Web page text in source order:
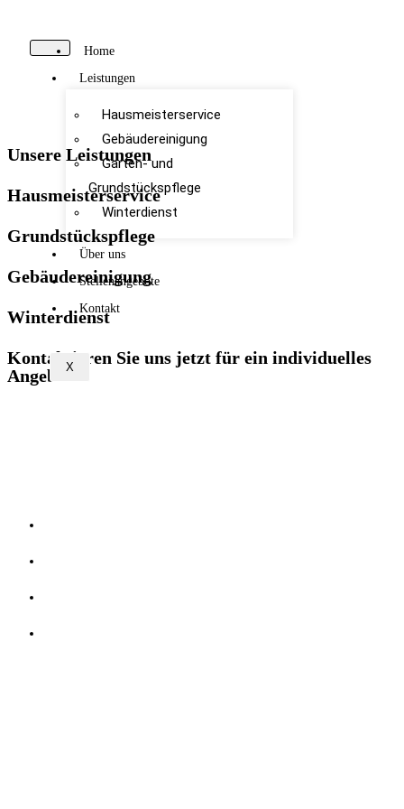
Home
Leistungen
Hausmeisterservice
Gebäudereinigung
Garten- und
Grundstückspflege
Winterdienst
Über uns
Stellenangebote
Kontakt
X
Unsere Leistungen
Hausmeisterservice
Grundstückspflege
Gebäudereinigung
Winterdienst
Kontaktieren Sie uns jetzt für ein individuelles
Angebot.